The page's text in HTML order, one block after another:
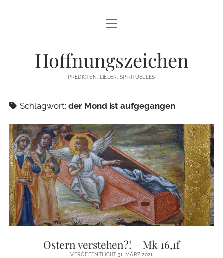
STARTSEITE
PREDIGTEN
TEXTE/PPP
PSALM
LIEDER
LITURGIEN
MEDITATIONEN
SONSTIGES
Menü
öffnen
Hoffnungszeichen
PREDIGTEN, LIEDER, SPIRITUELLES
Schlagwort: der Mond ist aufgegangen
Ostern verstehen?! – Mk 16,1f
VERÖFFENTLICHT 31. MÄRZ 2021